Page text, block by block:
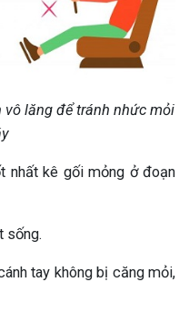
lăng để tránh nhức mỏi
nhất kê gối mỏng ở đoạn
sống.
tay không bị căng mỏi,